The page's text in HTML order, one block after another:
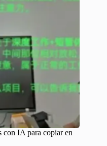
con IA para copiar en